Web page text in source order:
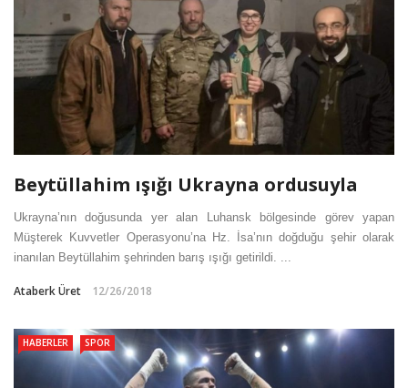
Beytüllahim ışığı Ukrayna ordusuyla
Ukrayna’nın doğusunda yer alan Luhansk bölgesinde görev yapan
Müşterek Kuvvetler Operasyonu’na Hz. İsa’nın doğduğu şehir olarak
inanılan Beytüllahim şehrinden barış ışığı getirildi. ...
Ataberk Üret 12/26/2018
HABERLER SPOR